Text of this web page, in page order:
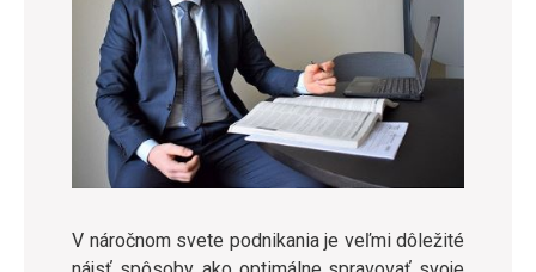
V náročnom svete podnikania je veľmi dôležité